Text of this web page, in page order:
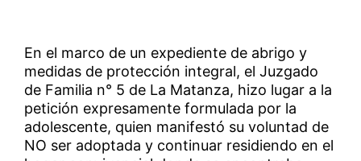
En el marco de un expediente de abrigo y
medidas de protección integral, el Juzgado
de Familia n° 5 de La Matanza, hizo lugar a la
petición expresamente formulada por la
adolescente, quien manifestó su voluntad de
NO ser adoptada y continuar residiendo en el